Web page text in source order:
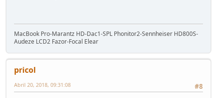
MacBook Pro-Marantz HD-Dac1-SPL Phonitor2-Sennheiser HD800S-
Audeze LCD2 Fazor-Focal Elear
pricol
#8
Abril 20, 2018, 09:31:08